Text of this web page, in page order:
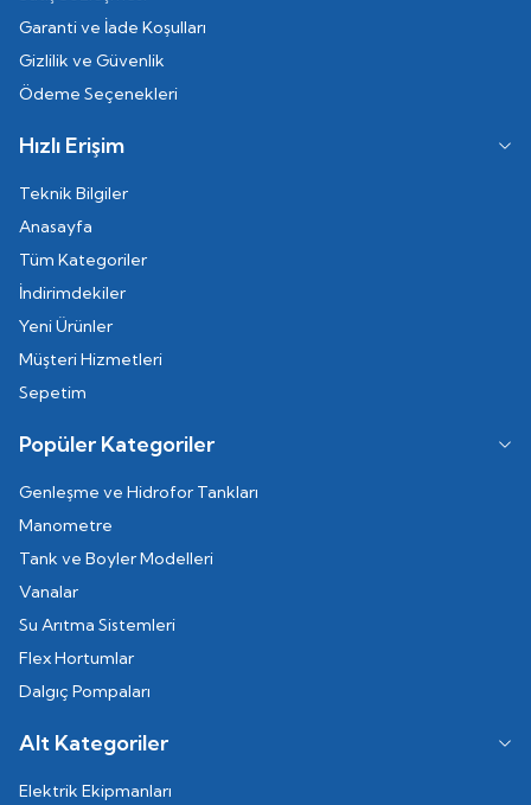
Garanti ve İade Koşulları
Gizlilik ve Güvenlik
Ödeme Seçenekleri
Hızlı Erişim
Teknik Bilgiler
Anasayfa
Tüm Kategoriler
İndirimdekiler
Yeni Ürünler
Müşteri Hizmetleri
Sepetim
Popüler Kategoriler
Genleşme ve Hidrofor Tankları
Manometre
Tank ve Boyler Modelleri
Vanalar
Su Arıtma Sistemleri
Flex Hortumlar
Dalgıç Pompaları
Alt Kategoriler
Elektrik Ekipmanları